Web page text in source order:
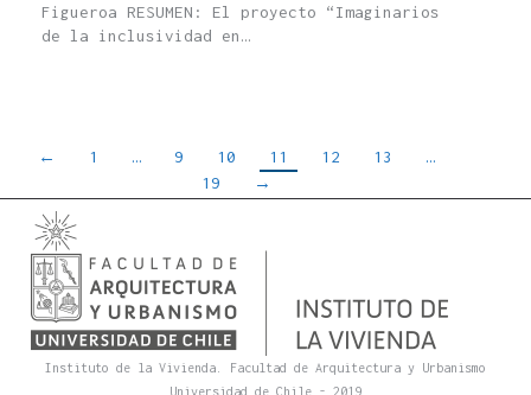
Figueroa RESUMEN: El proyecto “Imaginarios
de la inclusividad en…
← 1 … 9 10 11 12 13
…
19
→
Instituto de la Vivienda. Facultad de Arquitectura y Urbanismo
Universidad de Chile - 2019